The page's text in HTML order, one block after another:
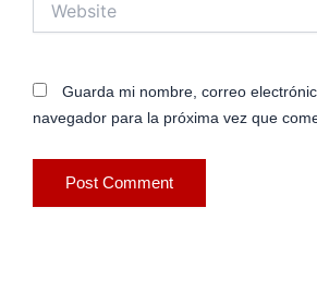
Guarda mi nombre, correo
navegador para la próxima vez que